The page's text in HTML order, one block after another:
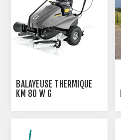
BALAYEUSE THERMIQUE
KM 80 W G